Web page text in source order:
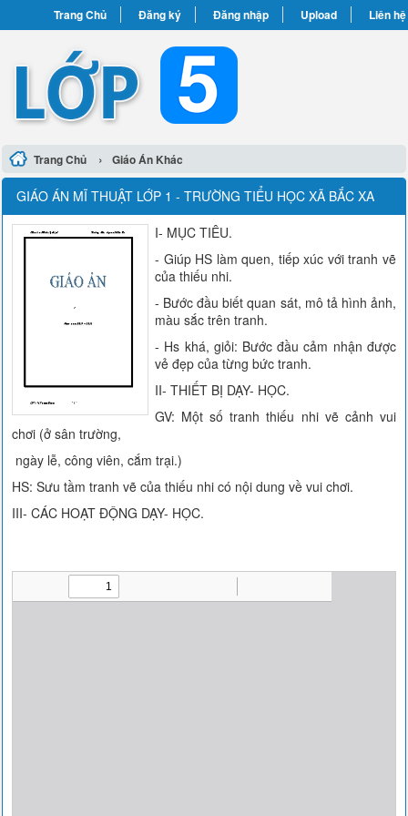
Trang Chủ Đăng ký Đăng nhập Upload Liên hệ
Trang Chủ › Giáo Án Khác
GIÁO ÁN MĨ THUẬT LỚP 1 - TRƯỜNG TIỂU HỌC XÃ BẮC XA
I- MỤC TIÊU.
- Giúp HS làm quen, tiếp xúc với tranh vẽ
của thiếu nhi.
- Bước đầu biết quan sát, mô tả hình ảnh,
màu sắc trên tranh.
- Hs khá, giỏi: Bước đầu cảm nhận được
vẻ đẹp của từng bức tranh.
II- THIẾT BỊ DẠY- HỌC.
GV: Một số tranh thiếu nhi vẽ cảnh vui
chơi (ở sân trường,
ngày lễ, công viên, cắm trại.)
HS: Sưu tầm tranh vẽ của thiếu nhi có nội dung về vui chơi.
III- CÁC HOẠT ĐỘNG DẠY- HỌC.